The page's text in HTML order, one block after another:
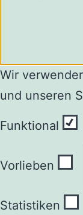
Wir
und unseren
Funktional
Vorlieben
Statistiken